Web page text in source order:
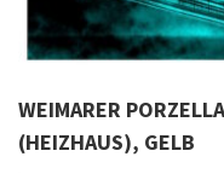
WEIMARER
(HEIZHAUS), GELB